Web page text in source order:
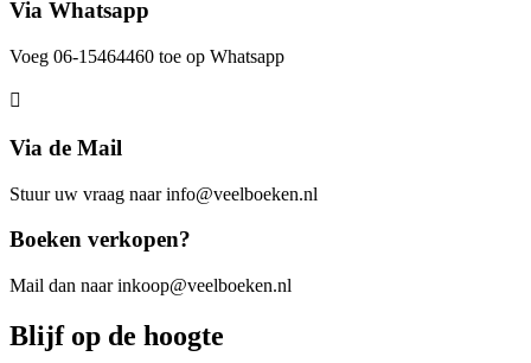
Via Whatsapp
Voeg 06-15464460 toe op Whatsapp
Via de Mail
Stuur uw vraag naar info@veelboeken.nl
Boeken verkopen?
Mail dan naar inkoop@veelboeken.nl
Blijf op de hoogte